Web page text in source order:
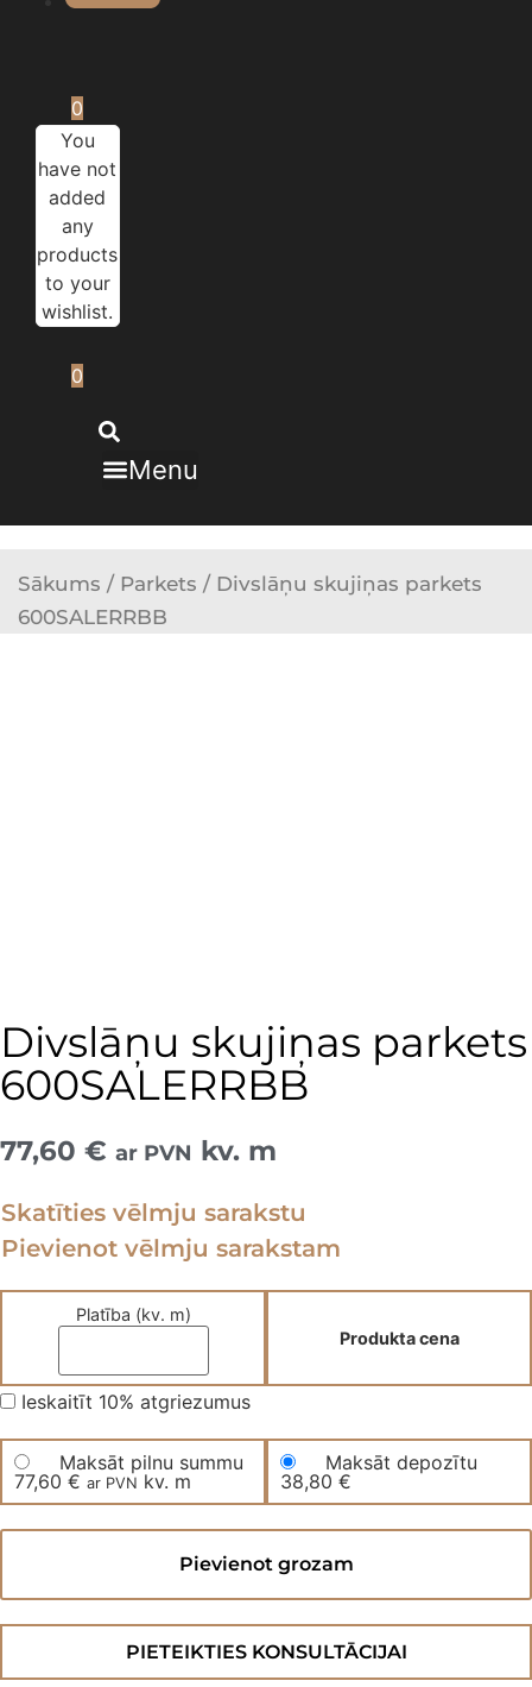
0
You
have not
added
any
products
to your
wishlist.
0
Menu
Sākums / Parkets / Divslāņu skujiņas parkets
600SALERRBB
Divslāņu skujiņas parkets
600SALERRBB
77,60 € ar PVN kv. m
Skatīties vēlmju sarakstu
Pievienot vēlmju sarakstam
Platība (kv. m)
Produkta cena
Ieskaitīt 10% atgriezumus
Maksāt pilnu summu
77,60 € ar PVN kv. m
Maksāt depozītu
38,80 €
Divslāņu
600SALERRBB
Pievienot grozam
PIETEIKTIES KONSULTĀCIJAI